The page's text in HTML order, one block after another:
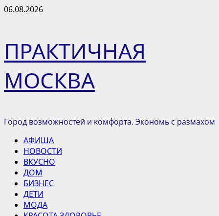
Перейти
06.08.2026
ПРАКТИЧНАЯ
МОСКВА
Город возможностей и комфорта. Экономь с размахом
Основное
меню
АФИША
НОВОСТИ
ВКУСНО
ДОМ
БИЗНЕС
ДЕТИ
МОДА